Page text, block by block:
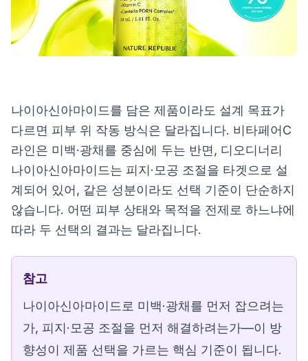
나이아신아마이드를 담은 제품이라도 설계 목표가
다르면 피부 위 작동 방식은 달라집니다. 비타페어C
라인은 미백·광채를 중심에 두는 반면, 디오디너리
나이아신아마이드는 피지·모공 조절을 타겟으로 설
계되어 있어, 같은 성분이라도 선택 기준이 단순하지
않습니다. 어떤 피부 상태와 목적을 전제로 하느냐에
따라 두 선택의 결과는 달라집니다.
참고
나이아신아마이드로 미백·광채를 먼저 잡으려는
가, 피지·모공 조절을 먼저 해결하려는가—이 방
향성이 제품 선택을 가르는 핵심 기준이 됩니다.